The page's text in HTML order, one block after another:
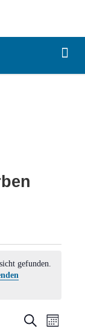
gefunden.
SucheMonat